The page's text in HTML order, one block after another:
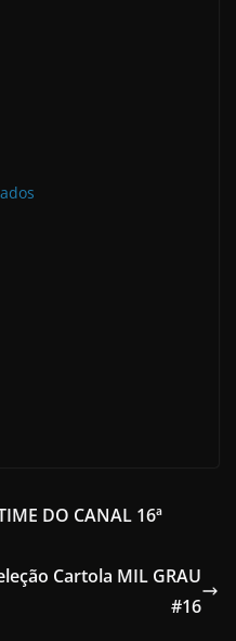
DO CANAL 16ª
Cartola MIL GRAU
#16